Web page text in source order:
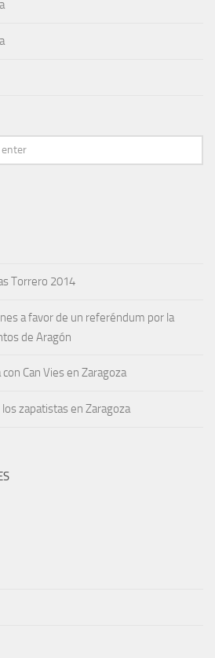
Torrero 2014
a favor de un referéndum por la
de Aragón
Can Vies en Zaragoza
zapatistas en Zaragoza